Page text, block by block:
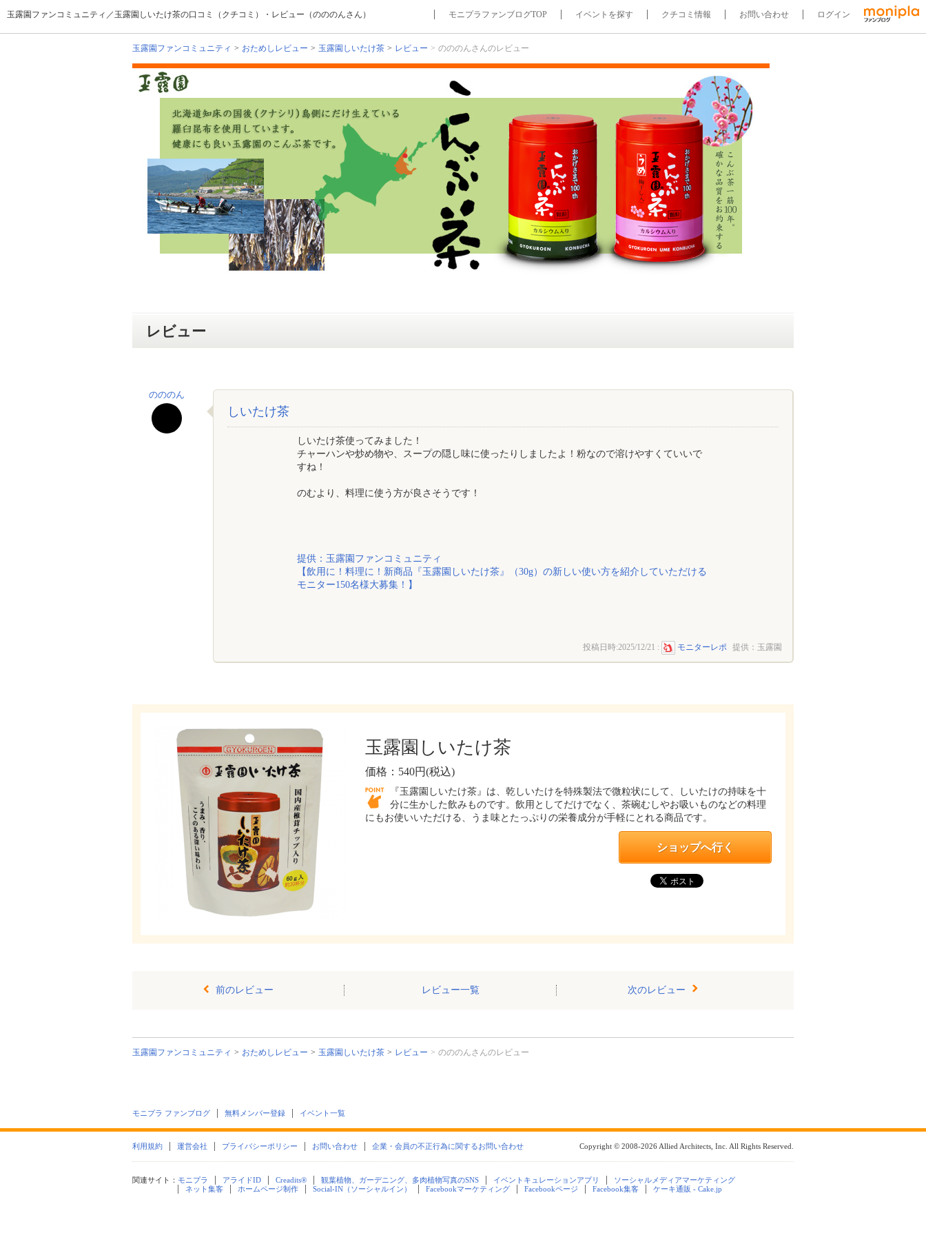
玉露園ファンコミュニティ／玉露園しいたけ茶の口コミ（クチコミ）・レビュー（のののんさん） モニプラファンブログTOP イベントを探す クチコミ情報 お問い合わせ ログイン
玉露園ファンコミュニティ おためしレビュー 玉露園しいたけ茶 レビュー のののんさんのレビュー
レビュー
のののん
しいたけ茶
しいたけ茶使ってみました！
チャーハンや炒め物や、スープの隠し味に使ったりしましたよ！粉なので溶けやすくていいで
すね！
のむより、料理に使う方が良さそうです！
提供：玉露園ファンコミュニティ
【飲用に！料理に！新商品『玉露園しいたけ茶』（30g）の新しい使い方を紹介していただける
モニター150名様大募集！】
投稿日時:2025/12/21 : モニターレポ 提供：玉露園
玉露園しいたけ茶
価格：540円(税込)
『玉露園しいたけ茶』は、乾しいたけを特殊製法で微粒状にして、しいたけの持味を十
分に生かした飲みものです。飲用としてだけでなく、茶碗むしやお吸いものなどの料理
にもお使いいただける、うま味とたっぷりの栄養成分が手軽にとれる商品です。
ショップへ行く
前のレビュー レビュー一覧 次のレビュー
玉露園ファンコミュニティ おためしレビュー 玉露園しいたけ茶 レビュー のののんさんのレビュー
モニプラ ファンブログ 無料メンバー登録 イベント一覧
利用規約 運営会社 プライバシーポリシー お問い合わせ 企業・会員の不正行為に関するお問い合わせ Copyright © 2008-2026 Allied Architects, Inc. All Rights Reserved.
関連サイト： モニプラ アライドID Creadits® 観葉植物、ガーデニング、多肉植物写真のSNS イベントキュレーションアプリ
ソーシャルメディアマーケティング
ネット集客
ホームページ制作 Social-IN（ソーシャルイン） Facebookマーケティング Facebookページ Facebook集客 ケーキ通販 - Cake.jp